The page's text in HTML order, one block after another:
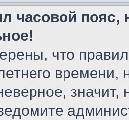
часовой пояс,
что
значит,